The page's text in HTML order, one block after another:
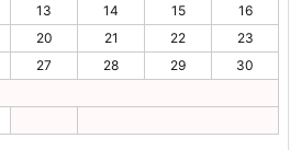
13 14 15
16
20 21 22
23
27 28 29
30